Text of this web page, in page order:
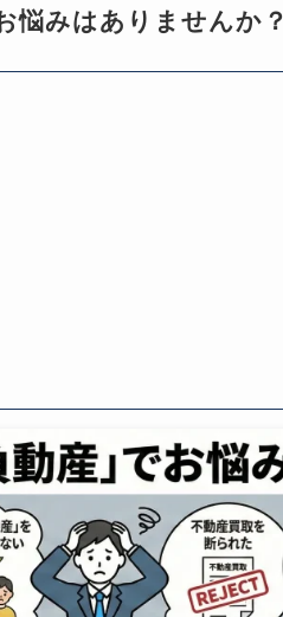
悩みはありませんか？